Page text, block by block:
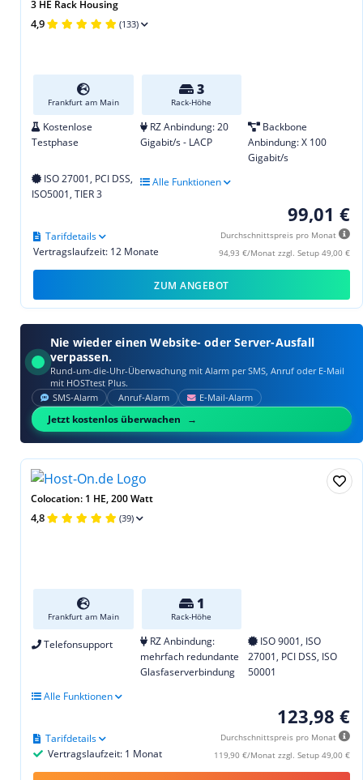
3 HE Rack Housing
4,9 (133)
Frankfurt am Main
3
Rack-Höhe
Kostenlose
Testphase
RZ Anbindung: 20
Gigabit/s - LACP
Backbone
Anbindung: X 100
Gigabit/s
ISO 27001, PCI DSS,
ISO5001, TIER 3
Alle Funktionen
99,01 €
Durchschnittspreis pro Monat
94,93 €/Monat zzgl. Setup 49,00 €
Vertragslaufzeit: 12 Monate
Tarifdetails
ZUM ANGEBOT
Nie wieder einen Website- oder Server-Ausfall
verpassen.
Rund-um-die-Uhr-Überwachung mit Alarm per SMS, Anruf oder E‑Mail
mit HOSTtest Plus.
SMS‑Alarm Anruf‑Alarm E‑Mail‑Alarm
Jetzt kostenlos überwachen
Colocation: 1 HE, 200 Watt
4,8 (39)
Frankfurt am Main
1
Rack-Höhe
Telefonsupport
RZ Anbindung:
mehrfach redundante
Glasfaserverbindung
ISO 9001, ISO
27001, PCI DSS, ISO
50001
Alle Funktionen
123,98 €
Durchschnittspreis pro Monat
119,90 €/Monat zzgl. Setup 49,00 €
Vertragslaufzeit: 1 Monat
Tarifdetails